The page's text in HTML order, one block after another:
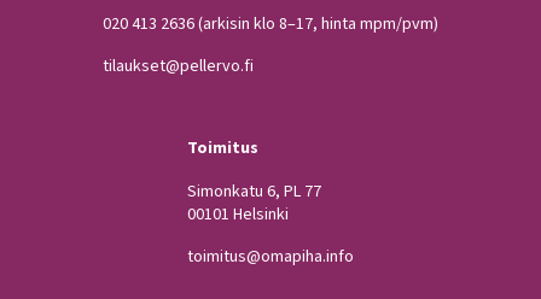
020 413 2636(arkisin klo 8–17, hinta mpm/pvm)
tilaukset@pellervo.fi
Toimitus
Simonkatu 6, PL 77
00101 Helsinki
toimitus@omapiha.info